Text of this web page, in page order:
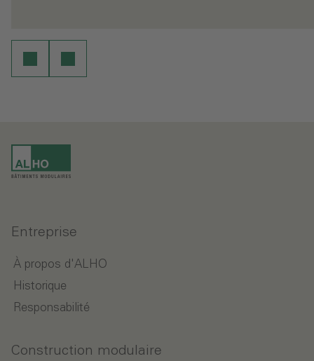
Entreprise
À propos d'ALHO
Historique
Responsabilité
Construction modulaire